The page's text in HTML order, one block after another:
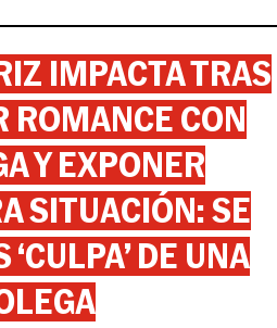
IMPACTA TRAS
ROMANCE CON
Y EXPONER
SITUACIÓN: SE
DE UNA